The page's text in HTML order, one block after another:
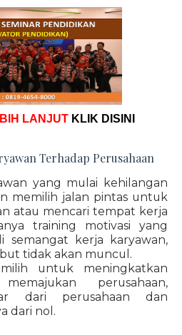
LANJUT KLIK DISINI
Terhadap Perusahaan
yang mulai kehilangan
memilih jalan pintas untuk
atau mencari tempat kerja
training motivasi yang
semangat kerja karyawan,
tidak akan muncul.
untuk meningkatkan
perusahaan,
dari perusahaan dan
dari nol.